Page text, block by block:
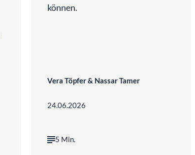
können.
Vera Töpfer & Nassar Tamer
24.06.2026
5 Min.